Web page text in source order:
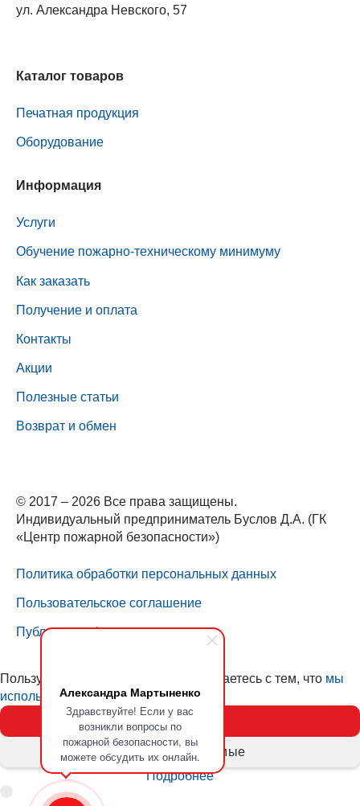
Александра Мартыненко
Здравствуйте! Если у вас
возникли вопросы по
пожарной безопасности, вы
можете обсудить их онлайн.
ул. Александра Невского, 57
Каталог товаров
Печатная продукция
Оборудование
Информация
Услуги
Обучение пожарно-техническому минимуму
Как заказать
Получение и оплата
Контакты
Акции
Полезные статьи
Возврат и обмен
© 2017 – 2026 Все права защищены.
Индивидуальный предприниматель Буслов Д.А. (ГК
«Центр пожарной безопасности»)
Политика обработки персональных данных
Пользовательское соглашение
Публичная оферта
Пользуясь нашим сайтом, вы соглашаетесь с тем, что мы
используем cookies (куки)
Принять
Только необходимые
Подробнее